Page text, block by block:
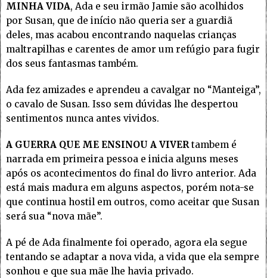
MINHA VIDA, Ada e seu irmão Jamie são acolhidos
por Susan, que de início não queria ser a guardiã
deles, mas acabou encontrando naquelas crianças
maltrapilhas e carentes de amor um refúgio para fugir
dos seus fantasmas também.
Ada fez amizades e aprendeu a cavalgar no “Manteiga”,
o cavalo de Susan. Isso sem dúvidas lhe despertou
sentimentos nunca antes vividos.
A GUERRA QUE ME ENSINOU A VIVERtambem é
narrada em primeira pessoa e inicia alguns meses
após os acontecimentos do final do livro anterior. Ada
está mais madura em alguns aspectos, porém nota-se
que continua hostil em outros, como aceitar que Susan
será sua “nova mãe”.
A pé de Ada finalmente foi operado, agora ela segue
tentando se adaptar a nova vida, a vida que ela sempre
sonhou e que sua mãe lhe havia privado.